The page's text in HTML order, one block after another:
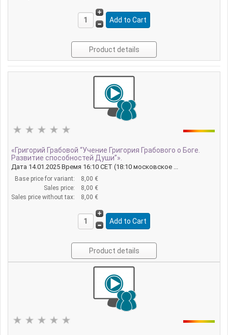
Product details
«Григорий Грабовой “Учение Григория Грабового о Боге.
Развитие способностей Души”».
Дата 14.01.2025 Время 16:10 CET (18:10 московское ...
Base price for variant:
8,00 €
Sales price:
8,00 €
Sales price without tax:
8,00 €
Product details